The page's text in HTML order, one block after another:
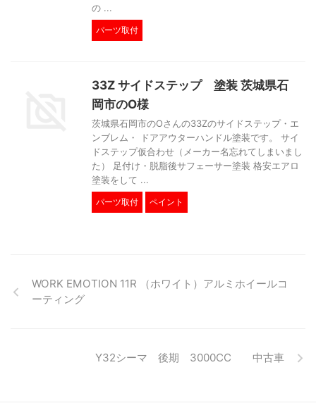
の ...
パーツ取付
33Z サイドステップ 塗装 茨城県石
岡市のO様
茨城県石岡市のOさんの33Zのサイドステップ・エ
ンブレム・ ドアアウターハンドル塗装です。 サイ
ドステップ仮合わせ（メーカー名忘れてしまいまし
た） 足付け・脱脂後サフェーサー塗装 格安エアロ
塗装をして ...
パーツ取付 ペイント
WORK EMOTION 11R （ホワイト）アルミホイールコ
ーティング
Y32シーマ 後期 3000CC 中古車